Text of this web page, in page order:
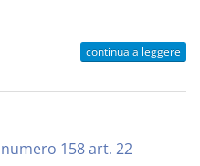
continua a leggere
158 art. 22